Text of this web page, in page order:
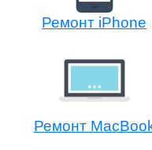
Ремонт iPhone
Ремонт